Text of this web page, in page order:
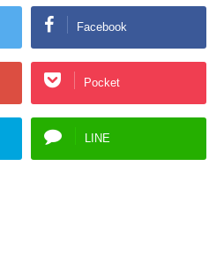
Facebook
Pocket
LINE